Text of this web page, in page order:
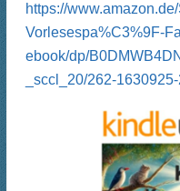
https://
Vorlesespa%C3%9F-
ebook/dp/
_sccl_20/262-